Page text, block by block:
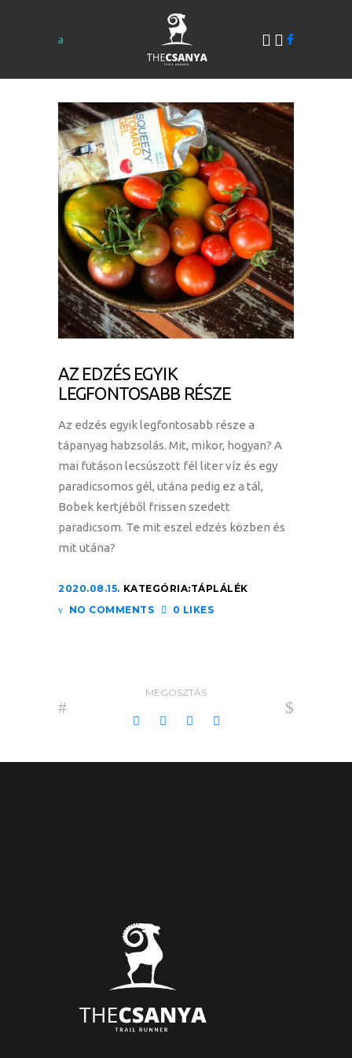
AZ EDZÉS EGYIK
LEGFONTOSABB RÉSZE
Az edzés egyik legfontosabb része a
tápanyag habzsolás. Mit, mikor, hogyan? A
mai futáson lecsúszott fél liter víz és egy
paradicsomos gél, utána pedig ez a tál,
Bobek kertjéből frissen szedett
paradicsom. Te mit eszel edzés közben és
mit utána?
2020.08.15. KATEGÓRIA:TÁPLÁLÉK
NO COMMENTS
0 LIKES
MEGOSZTÁS